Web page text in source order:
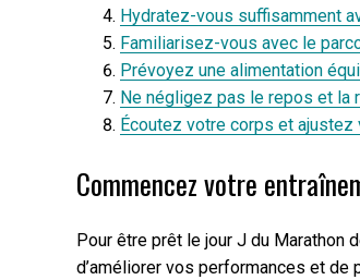
Hydratez-vous suffisamment
Familiarisez-vous avec le
Prévoyez une alimentation
Ne négligez pas le repos et la
Écoutez votre corps et ajustez
Commencez votre
Pour être prêt le jour J du Marathon
d’améliorer vos performances et